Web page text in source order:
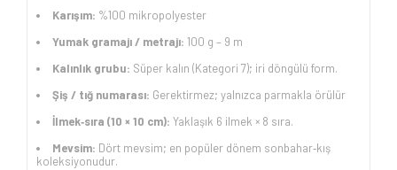
Karışım: %100 mikropolyester
Yumak gramajı / metrajı: 100 g – 9 m
Kalınlık grubu: Süper kalın (Kategori 7); iri döngülü form.
Şiş / tığ numarası: Gerektirmez; yalnızca parmakla örülür
İlmek‑sıra (10 × 10 cm): Yaklaşık 6 ilmek × 8 sıra.
Mevsim: Dört mevsim; en popüler dönem sonbahar‑kış
koleksiyonudur.